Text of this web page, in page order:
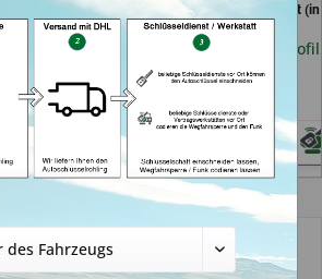
Shoes & Keys by Eski (in
Erlangen)
Händlerprofil
Service Punkt (in
Bremen)
Händlerprofil